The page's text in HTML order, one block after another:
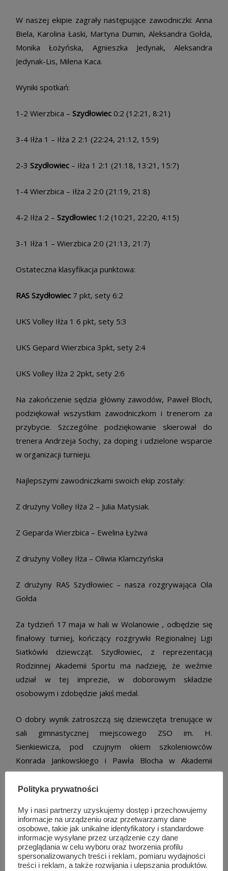
W naszej ekipie zagrały następujące zawodniczki: Anna
Biela, Karolina Łaski, Martyna Dumin, Aleksandra Gołda,
Monika Łożyńska, Agnieszka Jedynak, Aleksandra
Jedynak-Lis, Milena Kaca.
Wyniki spotkań:
1-2 Wierzbica – Szydłowiec 0:2 (12:21, 8:21)
3-4 Iłża 1 – Iłża 2 2:1 (22:24, 21:12, 15:9)
2-3 Szydłowiec – Iłża 1 2:1 (21:18, 13:21, 15:7)
1-4 Wierzbica – Iłża 2 2:0 (21:19, 21:8)
4-2 Iłża 2 – Szydłowiec 1:2 (10:21, 22:20, 4:15)
3-1 Iłża 1 – Wierzbica 2:0 (21:13, 21:7)
Ostateczna klasyfikacja punktowa:
RAS Szydłowiec 7 pkt, sety 6:2
UKS Volley Iłża 1 6 pkt, sety 5:3
UKS Gepard Wierzbica 3pkt, sety 2:4
UKS Volley Iłża 2 2pkt, sety 2:6
Na zakończenie sędzia główny zawodów, Paweł Bloch,
podziękował wszystkim zawodniczkom i trenerom za
przybycie. Szczególne podziękowanie skierował do
trenera Andrzeja Sochy, za doping i udzielone wsparcie
w organizacji turnieju.
Najlepszymi zawodniczkami swoich ekip zostały:
Z drużyny Volley Iłża 2 – Julia Matysiak.
Z Geparda Wierzbica – Ewelina Łyżwa
Z drużyny Volley Iłża – Oliwia Klamczyńska
Z drużyny RAS Szydłowiec – nasza rozgrywająca Ola
Gołda
Za tydzień 17 maja w hali w Wolanowie , odbędzie się
finałowy turniej, kończący rozgrywki Regionalnej Ligi
Siatkówki dziewcząt. Szydłowiec, z reprezentacją
Rodzinnej Akademii Sportu ma nadzieję, że weźmie
udział w tej imprezie, w doborowym składzie
osobowym i zdobędzie jakiś medal.
O dobry wynik zatroszczą się dziewczęta trenujące w
sali gimnastycznej miejscowego ZSO im. H.
Sienkiewicza, pod czujnym okiem szkoleniowców
Konrada Jankowskiego i Pawła Blocha w Akademii
Siatkówki RAS.
Polityka prywatności
My i nasi partnerzy uzyskujemy dostęp i przechowujemy
informacje na urządzeniu oraz przetwarzamy dane
osobowe, takie jak unikalne identyfikatory i standardowe
informacje wysyłane przez urządzenie czy dane
przeglądania w celu wyboru oraz tworzenia profilu
spersonalizowanych treści i reklam, pomiaru wydajności
treści i reklam, a także rozwijania i ulepszania produktów.